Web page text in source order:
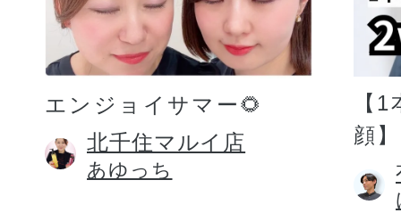
エンジョイサマー🌻
北千住マルイ店
あゆっち
【
顔】